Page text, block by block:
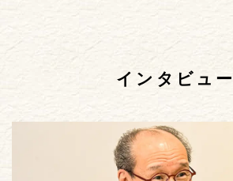
インタビュー